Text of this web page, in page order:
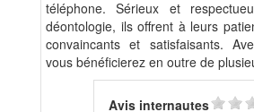
téléphone. Sérieux et
déontologie, ils offrent à leurs
convaincants et satisfaisants.
vous bénéficierez en outre de
Avis internautes